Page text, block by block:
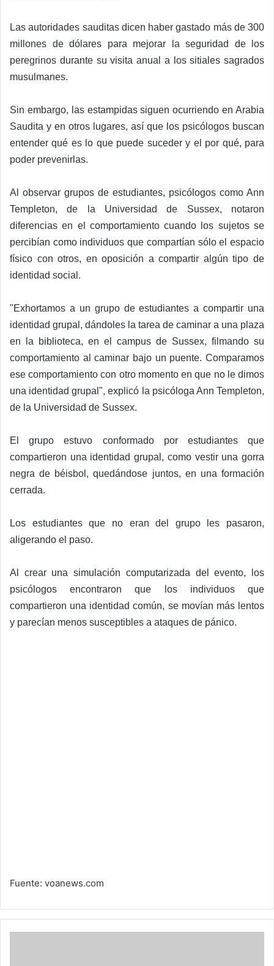
Las autoridades sauditas dicen haber gastado más de 300
millones de dólares para mejorar la seguridad de los
peregrinos durante su visita anual a los sitiales sagrados
musulmanes.
Sin embargo, las estampidas siguen ocurriendo en Arabia
Saudita y en otros lugares, así que los psicólogos buscan
entender qué es lo que puede suceder y el por qué, para
poder prevenirlas.
Al observar grupos de estudiantes, psicólogos como Ann
Templeton, de la Universidad de Sussex, notaron
diferencias en el comportamiento cuando los sujetos se
percibían como individuos que compartían sólo el espacio
físico con otros, en oposición a compartir algún tipo de
identidad social.
"Exhortamos a un grupo de estudiantes a compartir una
identidad grupal, dándoles la tarea de caminar a una plaza
en la biblioteca, en el campus de Sussex, filmando su
comportamiento al caminar bajo un puente. Comparamos
ese comportamiento con otro momento en que no le dimos
una identidad grupal", explicó la psicóloga Ann Templeton,
de la Universidad de Sussex.
El grupo estuvo conformado por estudiantes que
compartieron una identidad grupal, como vestir una gorra
negra de béisbol, quedándose juntos, en una formación
cerrada.
Los estudiantes que no eran del grupo les pasaron,
aligerando el paso.
Al crear una simulación computarizada del evento, los
psicólogos encontraron que los individuos que
compartieron una identidad común, se movían más lentos
y parecían menos susceptibles a ataques de pánico.
Fuente: voanews.com